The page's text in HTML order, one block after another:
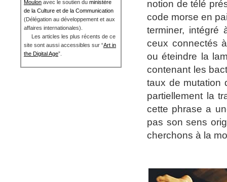
Moulon avec le soutien du ministère
de la Culture et de la Communication
(Délégation au développement et aux
affaires internationales).
Les articles les plus récents de ce
site sont aussi accessibles sur “Art in
the Digital Age”.
notion de télé
code morse en
terminer, intégré
ceux connectés
ou éteindre la
contenant les
taux de mutation
partiellement la
cette phrase a
pas son sens
cherchons à la